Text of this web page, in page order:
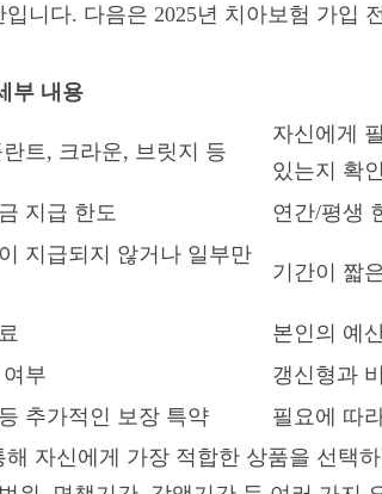
니다. 다음은 2025년 치아보험 가입
부 내용
트, 크라운, 브릿지 등
자신에게
있는지 확인
지급 한도
연간/평생
지급되지 않거나 일부만
기간이 짧
본인의 예
부
갱신형과
추가적인 보장 특약
필요에 따
자신에게 가장 적합한 상품을 선택